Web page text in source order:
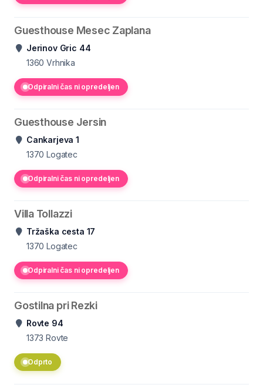
Guesthouse Mesec Zaplana
Jerinov Gric 44
1360 Vrhnika
Odpiralni čas ni opredeljen
Guesthouse Jersin
Cankarjeva 1
1370 Logatec
Odpiralni čas ni opredeljen
Villa Tollazzi
Tržaška cesta 17
1370 Logatec
Odpiralni čas ni opredeljen
Gostilna pri Rezki
Rovte 94
1373 Rovte
Odprto